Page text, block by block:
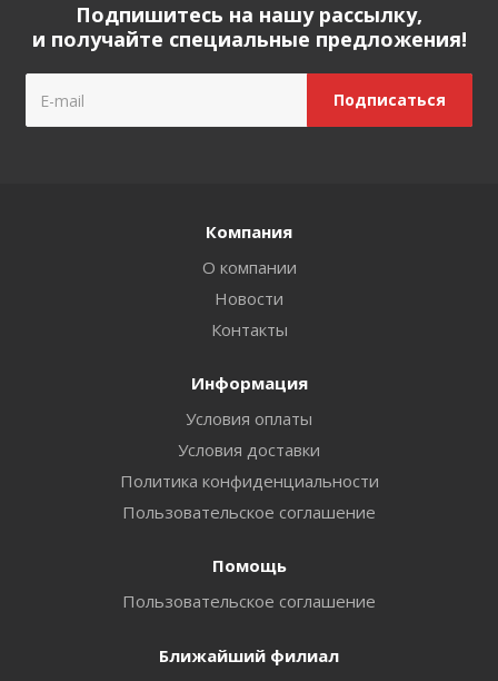
Подпишитесь на нашу рассылку,
и получайте специальные предложения!
Компания
О компании
Новости
Контакты
Информация
Условия оплаты
Условия доставки
Политика конфиденциальности
Пользовательское соглашение
Помощь
Пользовательское соглашение
Ближайший филиал